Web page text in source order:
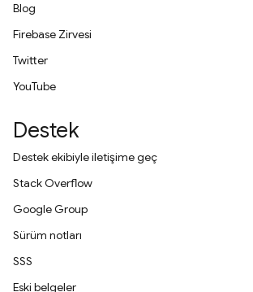
Blog
Firebase Zirvesi
Twitter
YouTube
Destek
Destek ekibiyle iletişime geç
Stack Overflow
Google Group
Sürüm notları
SSS
Eski belgeler